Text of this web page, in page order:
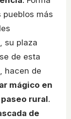
pueblos más
su plaza
de esta
hacen de
mágico en
rural.
de